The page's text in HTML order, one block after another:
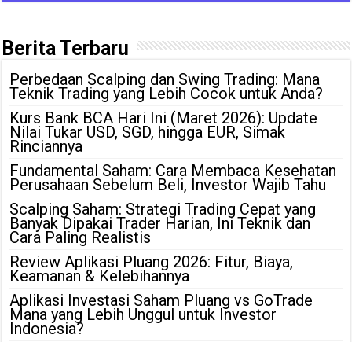
Berita Terbaru
Perbedaan Scalping dan Swing Trading: Mana
Teknik Trading yang Lebih Cocok untuk Anda?
Kurs Bank BCA Hari Ini (Maret 2026): Update
Nilai Tukar USD, SGD, hingga EUR, Simak
Rinciannya
Fundamental Saham: Cara Membaca Kesehatan
Perusahaan Sebelum Beli, Investor Wajib Tahu
Scalping Saham: Strategi Trading Cepat yang
Banyak Dipakai Trader Harian, Ini Teknik dan
Cara Paling Realistis
Review Aplikasi Pluang 2026: Fitur, Biaya,
Keamanan & Kelebihannya
Aplikasi Investasi Saham Pluang vs GoTrade
Mana yang Lebih Unggul untuk Investor
Indonesia?